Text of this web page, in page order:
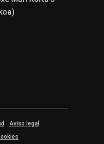
Aviso legal